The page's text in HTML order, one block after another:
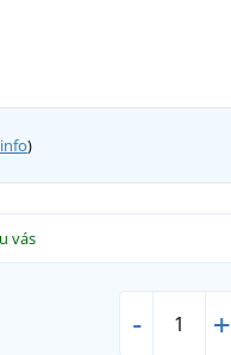
info)
u vás
- +